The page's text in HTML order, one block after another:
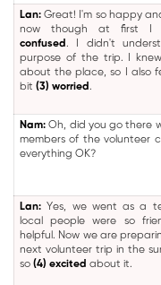
Lan: Great! I'm so happy
now though at first I
confused . I didn't
purpose of the trip. I
about the place, so I also
bit (3) worried .
Nam: Oh, did you go there
members of the volunteer
everything OK?
Lan: Yes, we went as a
local people were so
helpful. Now we are
next volunteer trip in the
so (4) excited about it.